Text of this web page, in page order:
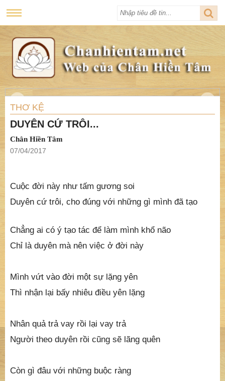
THƠ KỆ
DUYÊN CỨ TRÔI...
Chân Hiền Tâm
07/04/2017
Cuộc đời này như tấm gương soi
Duyên cứ trôi, cho đúng với những gì mình đã tạo
Chẳng ai có ý tạo tác để làm mình khổ não
Chỉ là duyên mà nên việc ở đời này
Mình vứt vào đời một sự lặng yên
Thì nhận lại bấy nhiêu điều yên lặng
Nhân quả trả vay rồi lại vay trả
Người theo duyên rồi cũng sẽ lãng quên
Còn gì đâu với những buộc ràng